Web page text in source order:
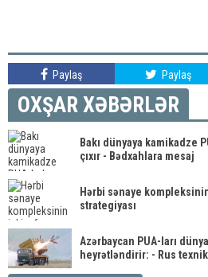
Paylaş Paylaş
OXŞAR XƏBƏRLƏR
Bakı dünyaya kamikadze
çıxır - Bədxahlara mesaj
Hərbi sənaye
strategiyası
Azərbaycan PUA-ları
heyrətləndirir: - Rus